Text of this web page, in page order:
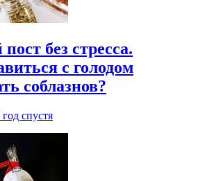
без стресса.
с голодом
соблазнов?
год спустя